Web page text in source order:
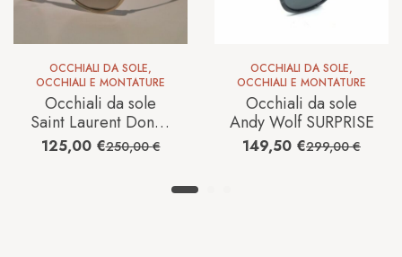
OCCHIALI DA SOLE,
OCCHIALI E MONTATURE
Occhiali da sole
Saint Laurent Donna
SL24250,00€
125,00 €
OCCHIALI DA SOLE,
OCCHIALI E MONTATURE
Occhiali da sole
Andy Wolf SURPRISE
299,00€
149,50 €